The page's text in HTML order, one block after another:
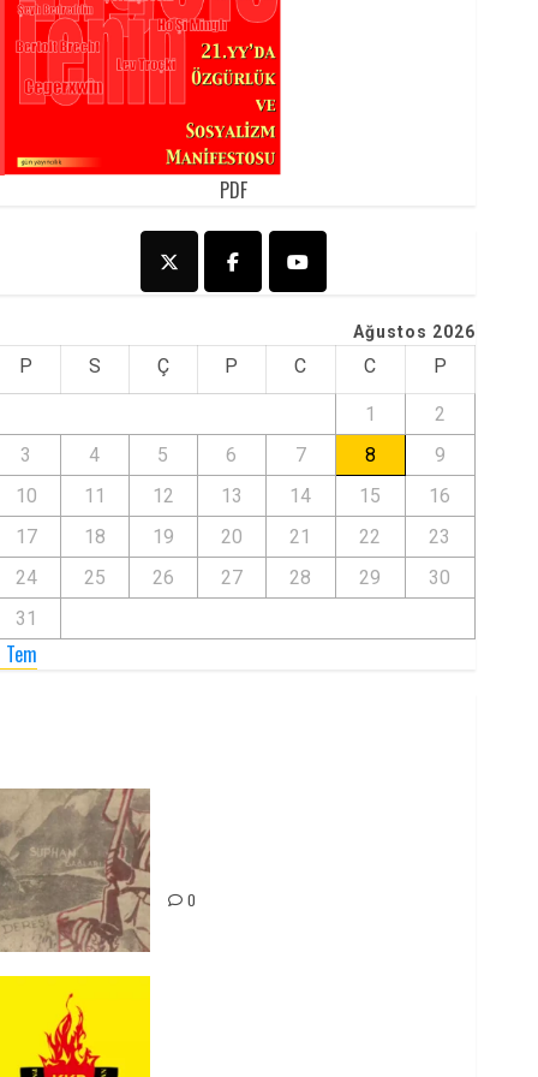
PDF
Ağustos 2026
P S Ç P C C P
1
2
3
4 5 6 7 8
9
10
11 12 13 14 15
16
17
18 19 20 21 22
23
24
25 26 27 28 29
30
31
0